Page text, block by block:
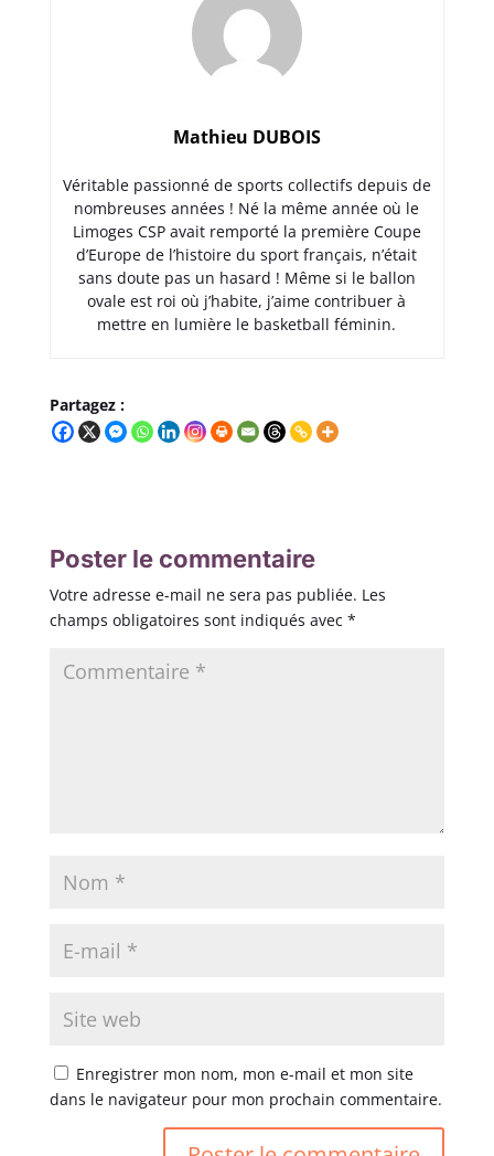
Mathieu DUBOIS
Véritable passionné de sports collectifs depuis de
nombreuses années ! Né la même année où le
Limoges CSP avait remporté la première Coupe
d’Europe de l’histoire du sport français, n’était
sans doute pas un hasard ! Même si le ballon
ovale est roi où j’habite, j’aime contribuer à
mettre en lumière le basketball féminin.
Partagez :
Poster le commentaire
Votre adresse e-mail ne sera pas publiée. Les
champs obligatoires sont indiqués avec *
Enregistrer mon nom, mon e-mail et mon site
dans le navigateur pour mon prochain commentaire.